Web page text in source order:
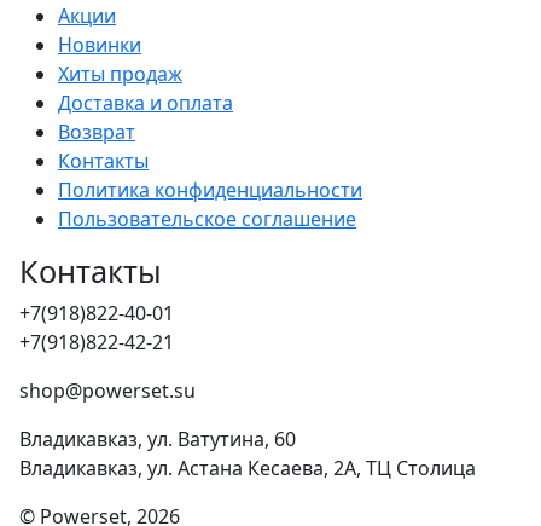
Акции
Новинки
Хиты продаж
Доставка и оплата
Возврат
Контакты
Политика конфиденциальности
Пользовательское соглашение
Контакты
+7(918)822-40-01
+7(918)822-42-21
shop@powerset.su
Владикавказ, ул. Ватутина, 60
Владикавказ, ул. Астана Кесаева, 2А, ТЦ Столица
© Powerset, 2026